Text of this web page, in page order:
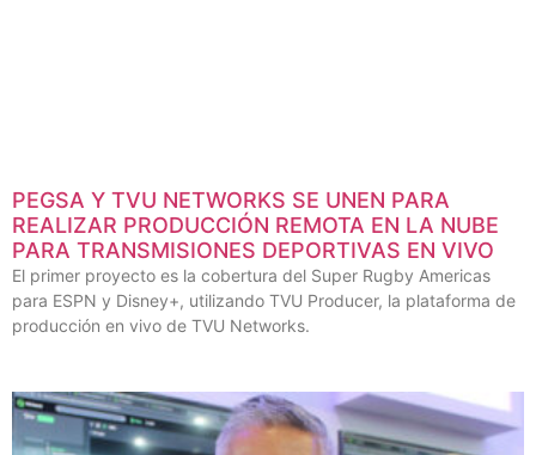
PEGSA Y TVU NETWORKS SE UNEN PARA
REALIZAR PRODUCCIÓN REMOTA EN LA NUBE
PARA TRANSMISIONES DEPORTIVAS EN VIVO
El primer proyecto es la cobertura del Super Rugby Americas
para ESPN y Disney+, utilizando TVU Producer, la plataforma de
producción en vivo de TVU Networks.